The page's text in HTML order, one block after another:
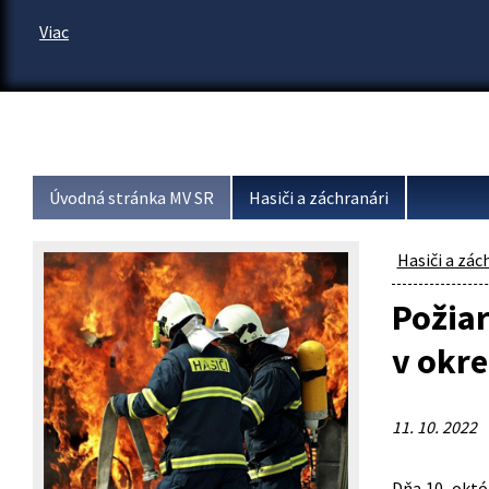
Úvodná stránka MV SR Hasiči a záchranári
Hasiči a
v
11. 10. 2022